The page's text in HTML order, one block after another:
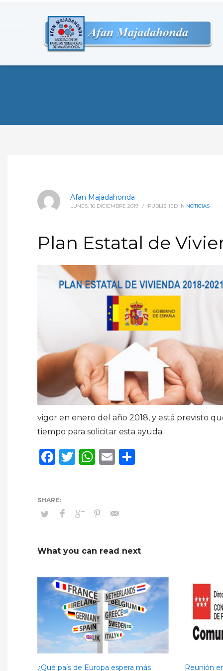
Afan Majadahonda
LUNES, 16 DICIEMBRE 2019 / PUBLISHED IN NOTICIAS
Plan Estatal de
vigor en enero del año 2018, y está previsto
tiempo para solicitar esta ayuda.
Facebook
Twitter
WhatsApp
Email
What you can read next
¿Qué país de Europa espera más
Reunión